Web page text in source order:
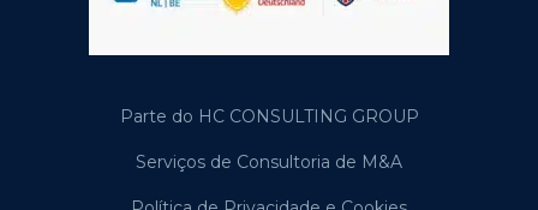
Parte do HC CONSULTING GROUP
Serviços de Consultoria de M&A